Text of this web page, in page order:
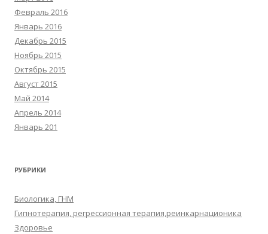
Февраль 2016
Январь 2016
Декабрь 2015
Ноябрь 2015
Октябрь 2015
Август 2015
Май 2014
Апрель 2014
Январь 201
РУБРИКИ
Биологика, ГНМ
Гипнотерапия, регрессионная терапия,реинкарнационика
Здоровье